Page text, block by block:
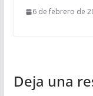
6 de febrero de
Deja una